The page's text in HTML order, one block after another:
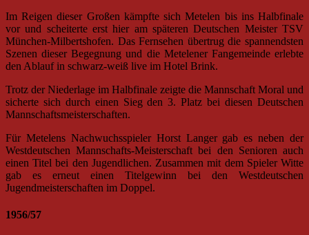
Im Reigen dieser Großen kämpfte sich Metelen bis ins Halbfinale
vor und scheiterte erst hier am späteren Deutschen Meister TSV
München-Milbertshofen. Das Fernsehen übertrug die spannendsten
Szenen dieser Begegnung und die Metelener Fangemeinde erlebte
den Ablauf in schwarz-weiß live im Hotel Brink.
Trotz der Niederlage im Halbfinale zeigte die Mannschaft Moral und
sicherte sich durch einen Sieg den 3. Platz bei diesen Deutschen
Mannschaftsmeisterschaften.
Für Metelens Nachwuchsspieler Horst Langer gab es neben der
Westdeutschen Mannschafts-Meisterschaft bei den Senioren auch
einen Titel bei den Jugendlichen. Zusammen mit dem Spieler Witte
gab es erneut einen Titelgewinn bei den Westdeutschen
Jugendmeisterschaften im Doppel.
1956/57